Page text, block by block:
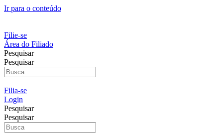
Ir para o conteúdo
Filie-se
Área do Filiado
Pesquisar
Pesquisar
Filia-se
Login
Pesquisar
Pesquisar